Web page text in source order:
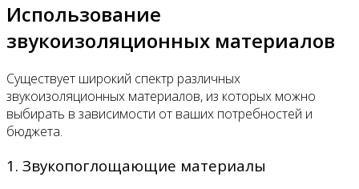
Использование
звукоизоляционных материалов
Существует широкий спектр различных
звукоизоляционных материалов, из которых можно
выбирать в зависимости от ваших потребностей и
бюджета.
1. Звукопоглощающие материалы